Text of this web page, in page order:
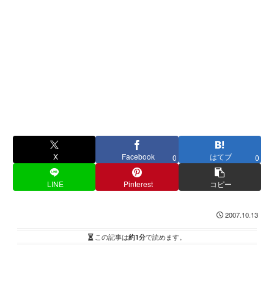
X Facebook 0 はてブ 0
LINE Pinterest コピー
2007.10.13
この記事は約1分で読めます。